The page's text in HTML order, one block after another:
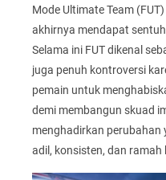
Mode Ultimate Team
akhirnya mendapat
Selama ini FUT dikenal
juga penuh kontroversi
pemain untuk
demi membangun skuad
menghadirkan perubahan
adil, konsisten, dan